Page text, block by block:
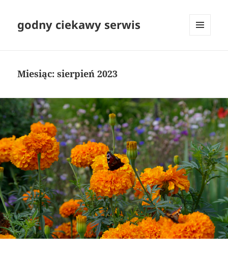
godny ciekawy serwis
Miesiąc:sierpień 2023